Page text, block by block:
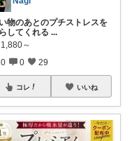
物のあとのプチストレスを
してくれる ...
1,880～
0 0 29
コレ いいね